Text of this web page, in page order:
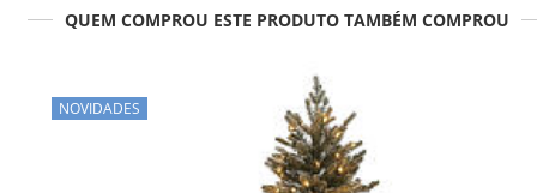
QUEM COMPROU ESTE PRODUTO TAMBÉM COMPROU
NOVIDADES